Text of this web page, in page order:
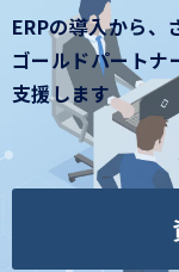
ERPの導入から、
ゴールドパート
支援します